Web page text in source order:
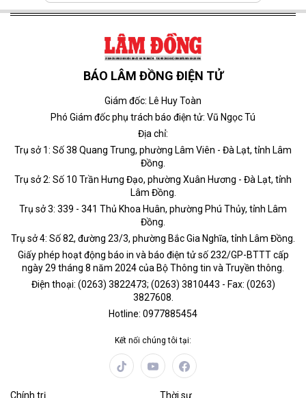
BÁO LÂM ĐỒNG ĐIỆN TỬ
Giám đốc: Lê Huy Toàn
Phó Giám đốc phụ trách báo điện tử: Vũ Ngọc Tú
Địa chỉ:
Trụ sở 1: Số 38 Quang Trung, phường Lâm Viên - Đà Lạt, tỉnh Lâm
Đồng.
Trụ sở 2: Số 10 Trần Hưng Đạo, phường Xuân Hương - Đà Lạt, tỉnh
Lâm Đồng.
Trụ sở 3: 339 - 341 Thủ Khoa Huân, phường Phú Thủy, tỉnh Lâm
Đồng.
Trụ sở 4: Số 82, đường 23/3, phường Bắc Gia Nghĩa, tỉnh Lâm Đồng.
Giấy phép hoạt động báo in và báo điện tử số 232/GP-BTTT cấp
ngày 29 tháng 8 năm 2024 của Bộ Thông tin và Truyền thông.
Điện thoại: (0263) 3822473; (0263) 3810443 - Fax: (0263)
3827608.
Hotline: 0977885454
Kết nối chúng tôi tại:
Chính trị Thời sự